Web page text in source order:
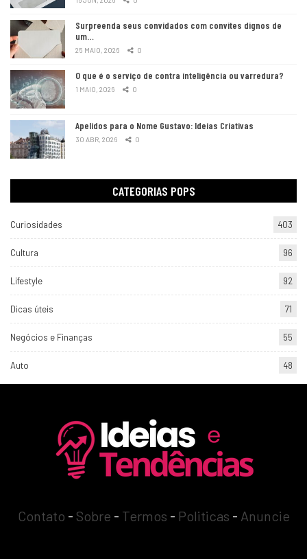
Surpreenda seus convidados com convites dignos de
um…
25 MAIO, 2026 0
O que é o serviço de contra inteligência ou varredura?
1 MAIO, 2026 0
Apelidos para o Nome Gustavo: Ideias Criativas
30 ABR, 2026 0
CATEGORIAS POPS
Curiosidades 403
Cultura 96
Lifestyle 92
Dicas úteis 71
Negócios e Finanças 55
Auto 48
Contato - Sobre - Termos - Politicas - Anuncie